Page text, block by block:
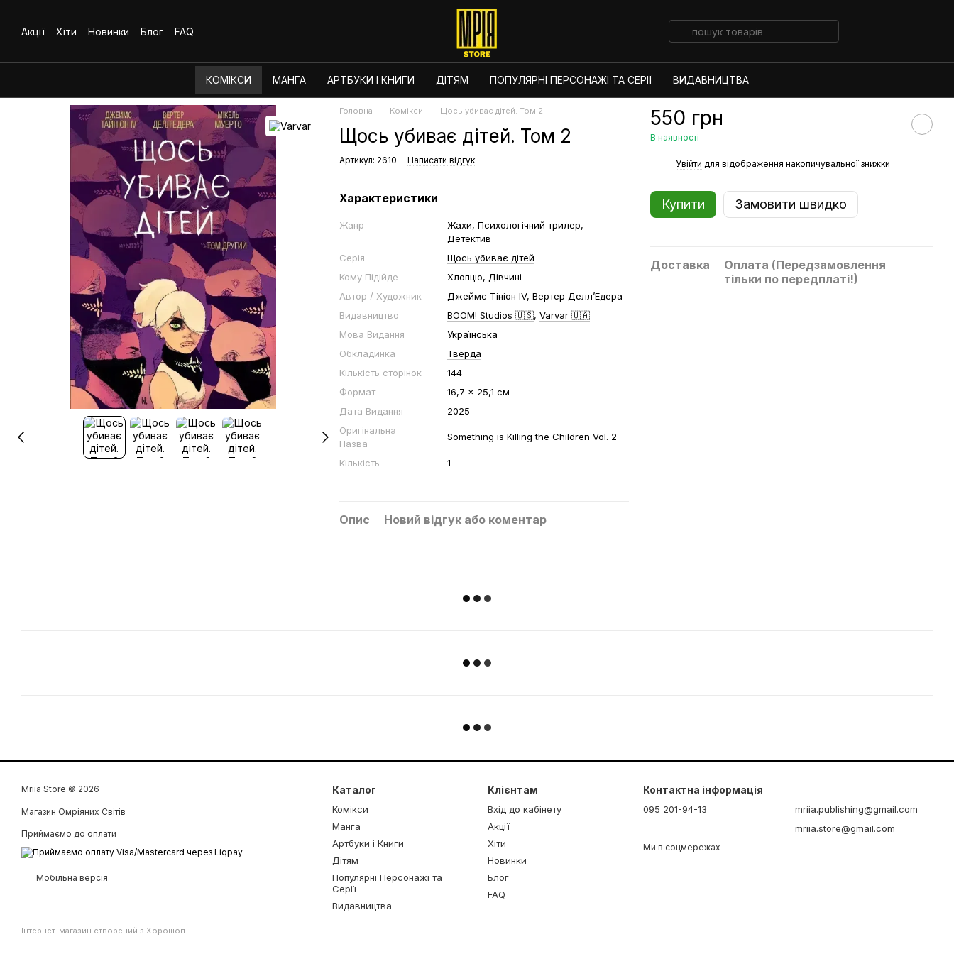
Акції
Хіти Новинки Блог FAQ
КОМІКСИ МАНГА АРТБУКИ І КНИГИ ДІТЯМ ПОПУЛЯРНІ ПЕРСОНАЖІ ТА СЕРІЇ ВИДАВНИЦТВА
Головна Комікси Щось убиває дітей. Том 2
Щось убиває дітей. Том 2
Артикул: 2610 Написати відгук
Характеристики
Жанр
Жахи, Психологічний трилер,
Детектив
Серія
Щось убиває дітей
Кому Підійде
Хлопцю, Дівчині
Автор / Художник
Джеймс Тініон IV, Вертер Делл’Едера
Видавництво
BOOM! Studios 🇺🇸, Varvar 🇺🇦
Мова Видання
Українська
Обкладинка
Тверда
Кількість сторінок
144
Формат
16,7 x 25,1 см
Дата Видання
2025
Оригінальна
Назва
Something is Killing the Children Vol. 2
Кількість 1
Опис Новий відгук або коментар
550 грн
В наявності
Увійти для відображення накопичувальної знижки
Купити Замовити швидко
Доставка
Оплата (Передзамовлення
тільки по передплаті!)
Mriia Store © 2026
Магазин Омріяних Світів
Приймаємо до оплати
Мобільна версія
Інтернет-магазин створений з Хорошоп
Каталог
Комікси
Манга
Артбуки і Книги
Дітям
Популярні Персонажі та
Серії
Видавництва
Клієнтам
Вхід до кабінету
Акції
Хіти
Новинки
Блог
FAQ
Контактна інформація
095 201-94-13
mriia.publishing@gmail.com
mriia.store@gmail.com
Ми в соцмережах